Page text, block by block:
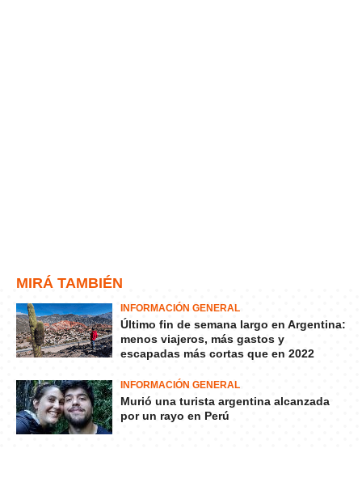
MIRÁ TAMBIÉN
INFORMACIÓN GENERAL
Último fin de semana largo en Argentina:
menos viajeros, más gastos y
escapadas más cortas que en 2022
INFORMACIÓN GENERAL
Murió una turista argentina alcanzada
por un rayo en Perú